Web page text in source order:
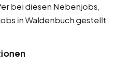
bei diesen Nebenjobs,
in Waldenbuch gestellt